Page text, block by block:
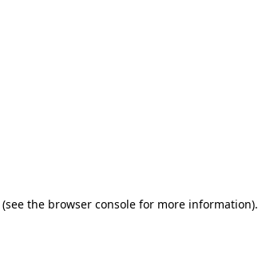
(see the browser console for more information).